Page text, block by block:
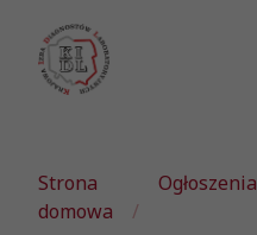
Strona
domowa
Ogłoszenia